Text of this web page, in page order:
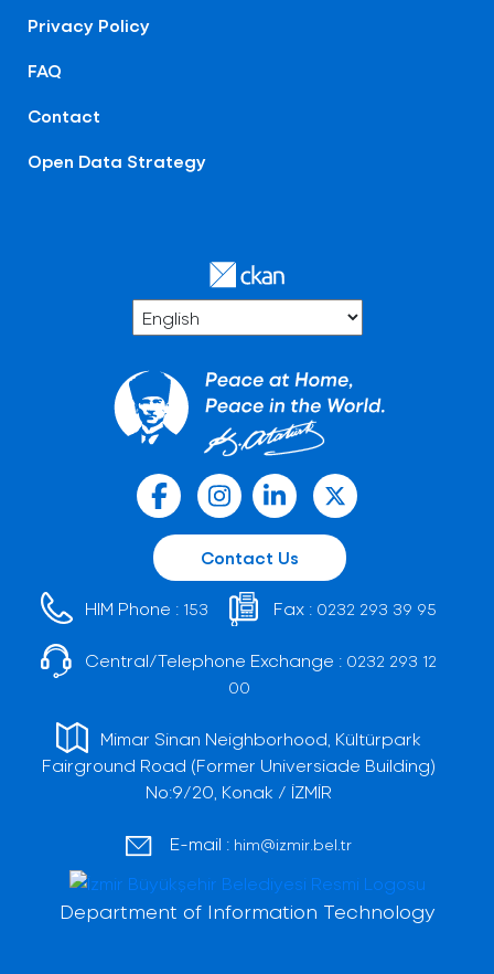
Privacy Policy
FAQ
Contact
Open Data Strategy
Contact Us
HIM Phone : 153 Fax : 0232 293 39 95
Central/Telephone Exchange : 0232 293 12
00
Mimar Sinan Neighborhood, Kültürpark
Fairground Road (Former Universiade Building)
No:9/20, Konak / İZMİR
E-mail : him@izmir.bel.tr
Department of Information Technology